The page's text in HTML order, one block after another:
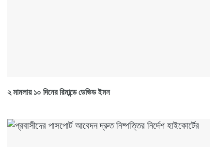
২ মামলায় ১০ দিনের রিমান্ডে ডেভিড ইমন